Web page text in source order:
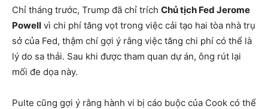
Chỉ tháng trước, Trump đã chỉ trích Chủ tịch Fed Jerome
Powell vì chi phí tăng vọt trong việc cải tạo hai tòa nhà trụ
sở của Fed, thậm chí gợi ý rằng việc tăng chi phí có thể là
lý do sa thải. Sau khi được tham quan dự án, ông rút lại
mối đe dọa này.
Pulte cũng gợi ý rằng hành vi bị cáo buộc của Cook có thể